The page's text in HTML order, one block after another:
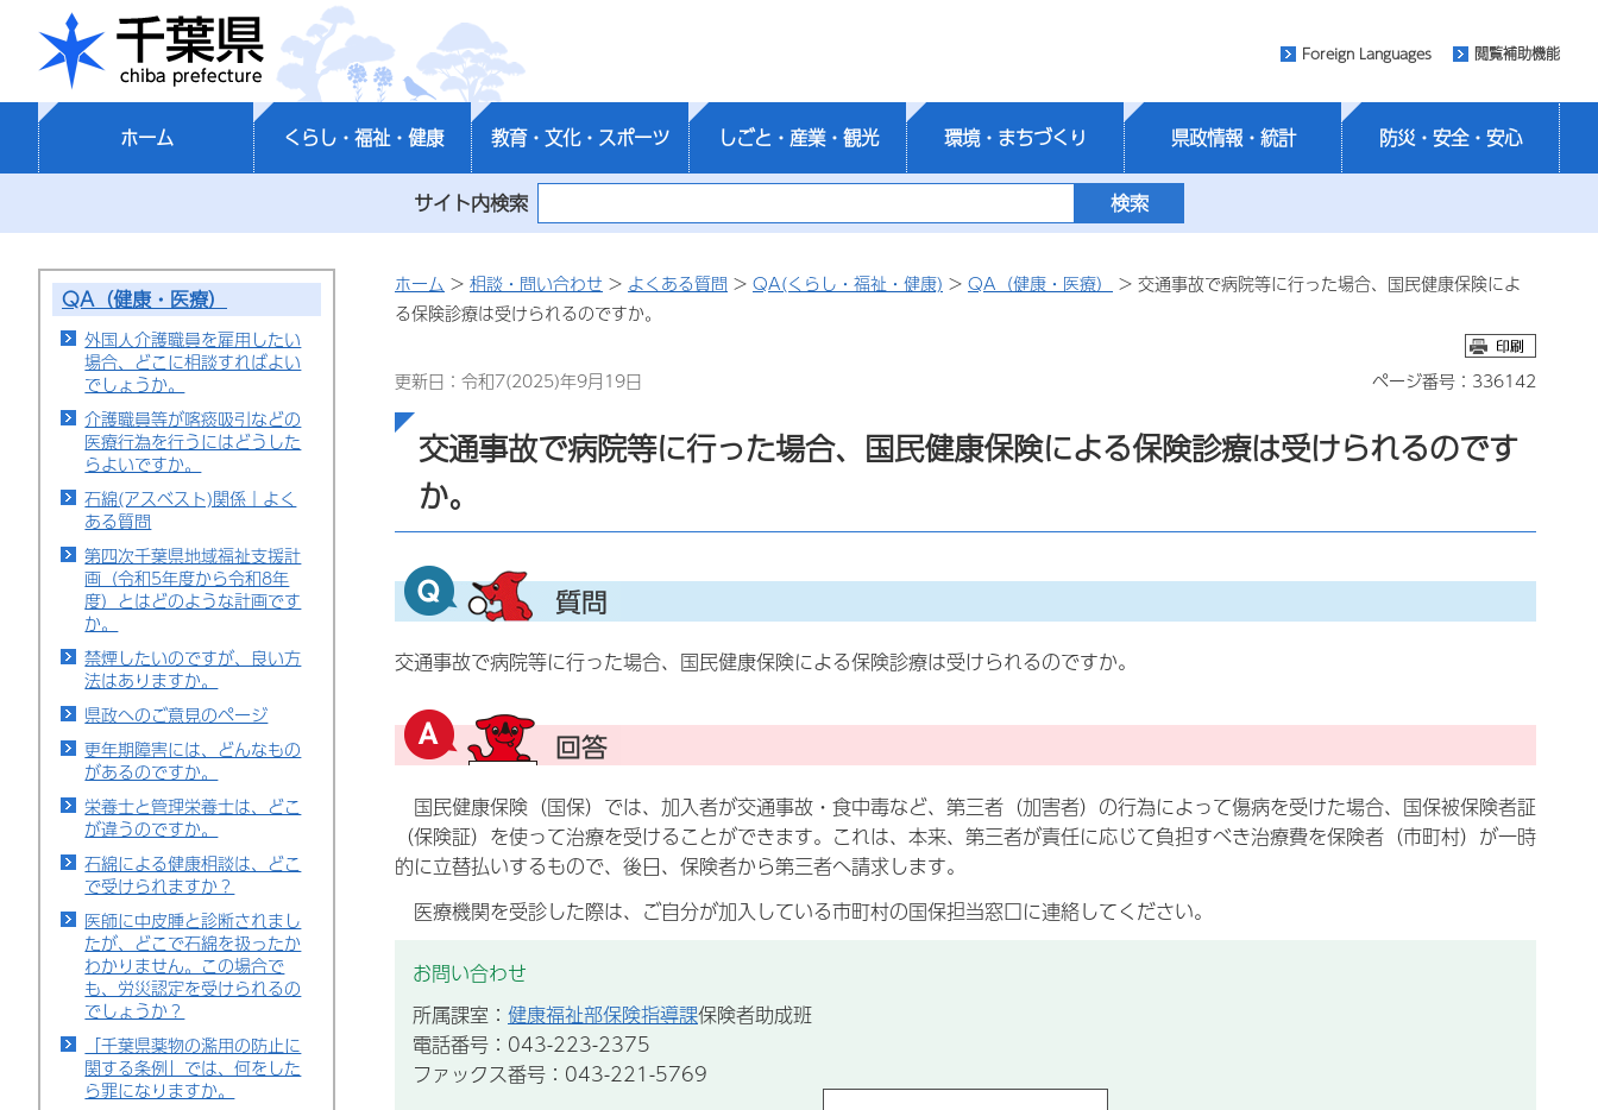
千葉県
Foreign Languages 閲覧補助機能
ホーム くらし・福祉・健康 教育・文化・スポーツ しごと・産業・観光 環境・まちづくり 県政情報・統計 防災・安全・安心
サイト内検索
QA（健康・医療）
外国人介護職員を雇用したい
場合、どこに相談すればよい
でしょうか。
介護職員等が喀痰吸引などの
医療行為を行うにはどうした
らよいですか。
石綿(アスベスト)関係｜よく
ある質問
第四次千葉県地域福祉支援計
画（令和5年度から令和8年
度）とはどのような計画です
か。
禁煙したいのですが、良い方
法はありますか。
県政へのご意見のページ
更年期障害には、どんなもの
があるのですか。
栄養士と管理栄養士は、どこ
が違うのですか。
石綿による健康相談は、どこ
で受けられますか？
医師に中皮腫と診断されまし
たが、どこで石綿を扱ったか
わかりません。この場合で
も、労災認定を受けられるの
でしょうか？
「千葉県薬物の濫用の防止に
関する条例」では、何をした
ら罪になりますか。
ホーム > 相談・問い合わせ > よくある質問 > QA(くらし・福祉・健康) > QA（健康・医療）
> 交通事故で病院等に行った場合、国民健康保険によ
る保険診療は受けられるのですか。
更新日：令和7(2025)年9月19日 ページ番号：336142
交通事故で病院等に行った場合、国民健康保険による保険診療は受けられるのです
か。
交通事故で病院等に行った場合、国民健康保険による保険診療は受けられるのですか。
国民健康保険（国保）では、加入者が交通事故・食中毒など、第三者（加害者）の行為によって傷病を受けた場合、国保被保険者証
（保険証）を使って治療を受けることができます。これは、本来、第三者が責任に応じて負担すべき治療費を保険者（市町村）が一時
的に立替払いするもので、後日、保険者から第三者へ請求します。
医療機関を受診した際は、ご自分が加入している市町村の国保担当窓口に連絡してください。
お問い合わせ
所属課室： 健康福祉部保険指導課保険者助成班
電話番号：043-223-2375
ファックス番号：043-221-5769